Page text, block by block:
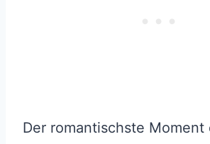
Der romantischste